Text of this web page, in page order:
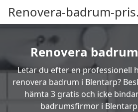
Renovera-badrum-
Renovera
Letar du efter en professionell
renovera badrum i Blentarp?
hämta 3 gratis och icke
badrumsfirmor i Blentarp